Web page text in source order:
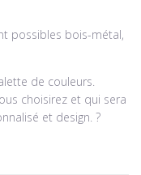
possibles bois-métal,
de couleurs.
choisirez et qui sera
et design. ?